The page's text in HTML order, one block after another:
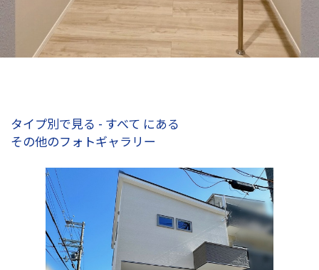
タイプ別で見る - すべて にある
その他のフォトギャラリー